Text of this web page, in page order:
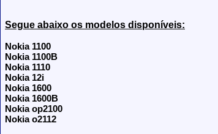
Segue abaixo os modelos disponíveis:
Nokia 1100
Nokia 1100B
Nokia 1110
Nokia 12i
Nokia 1600
Nokia 1600B
Nokia op2100
Nokia o2112